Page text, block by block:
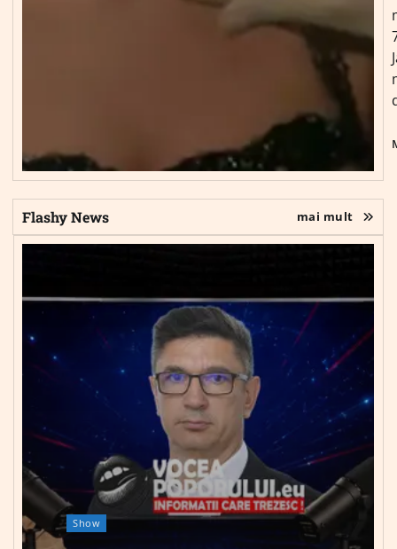
Flashy News mai mult
Show